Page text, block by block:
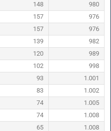
148
980
157
976
157
976
139
982
120
989
102
998
93
1.001
83
1.002
74
1.005
74
1.008
65
1.008